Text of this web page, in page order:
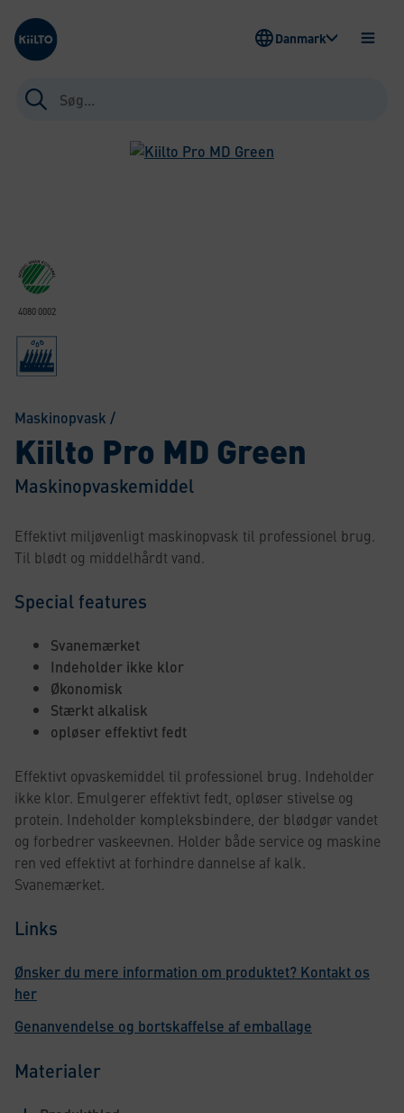
Kiilto Denmark
Søg
efter:
ÅBEN
Danmark
4080 0002
Maskinopvask /
Kiilto Pro MD Green
Maskinopvaskemiddel
Effektivt miljøvenligt maskinopvask til professionel brug.
Til blødt og middelhårdt vand.
Special features
Svanemærket
Indeholder ikke klor
Økonomisk
Stærkt alkalisk
opløser effektivt fedt
Effektivt opvaskemiddel til professionel brug. Indeholder
ikke klor. Emulgerer effektivt fedt, opløser stivelse og
protein. Indeholder kompleksbindere, der blødgør vandet
og forbedrer vaskeevnen. Holder både service og maskine
ren ved effektivt at forhindre dannelse af kalk.
Svanemærket.
Links
Ønsker du mere information om produktet? Kontakt os
her
Genanvendelse og bortskaffelse af emballage
Materialer